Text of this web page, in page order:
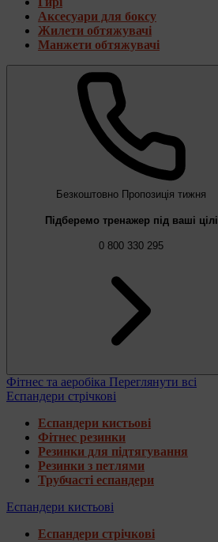
Аксесуари для боксу
Жилети обтяжувачі
Манжети обтяжувачі
Безкоштовно Пропозиція тижня
Підберемо тренажер під ваші цілі
0 800 330 295
Фітнес та аеробіка Переглянути всі
Еспандери стрічкові
Еспандери кистьові
Фітнес резинки
Резинки для підтягування
Резинки з петлями
Трубчасті еспандери
Еспандери кистьові
Еспандери стрічкові